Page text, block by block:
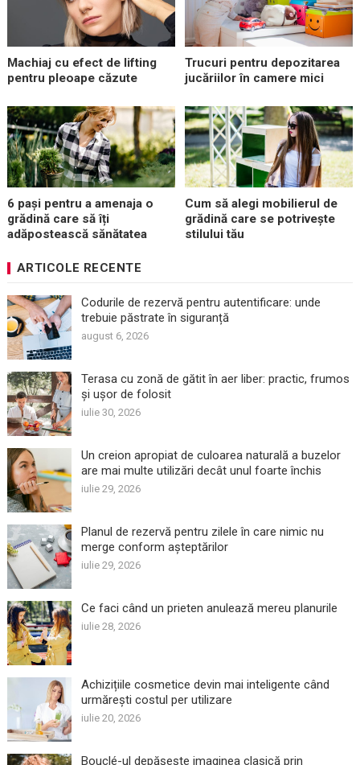
Machiaj cu efect de lifting
pentru pleoape căzute
Trucuri pentru depozitarea
jucăriilor în camere mici
6 pași pentru a amenaja o
grădină care să îți
adăpostească sănătatea
Cum să alegi mobilierul de
grădină care se potrivește
stilului tău
ARTICOLE RECENTE
Codurile de rezervă pentru autentificare: unde
trebuie păstrate în siguranță
august 6, 2026
Terasa cu zonă de gătit în aer liber: practic, frumos
și ușor de folosit
iulie 30, 2026
Un creion apropiat de culoarea naturală a buzelor
are mai multe utilizări decât unul foarte închis
iulie 29, 2026
Planul de rezervă pentru zilele în care nimic nu
merge conform așteptărilor
iulie 29, 2026
Ce faci când un prieten anulează mereu planurile
iulie 28, 2026
Achizițiile cosmetice devin mai inteligente când
urmărești costul per utilizare
iulie 20, 2026
Bouclé-ul depășește imaginea clasică prin